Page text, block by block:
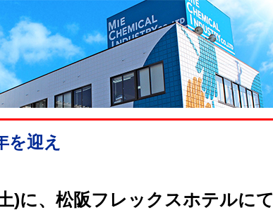
を迎え
)に、松阪フレックスホテルにて